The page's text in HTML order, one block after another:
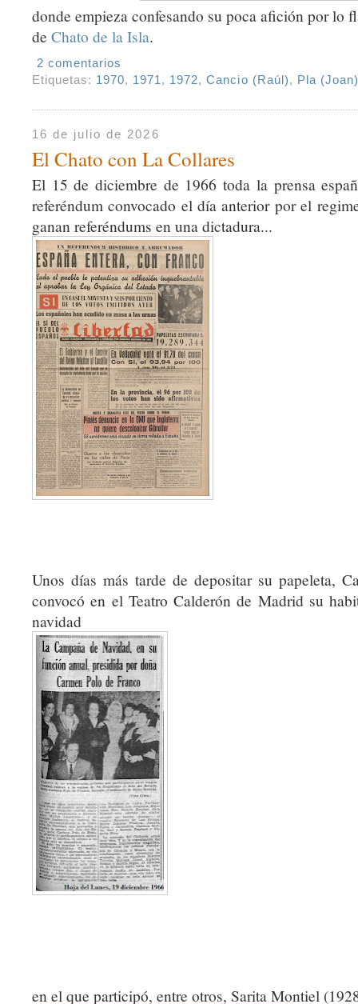
donde empieza confesando su poca afición por lo
de Chato de la Isla.
2 comentarios
Etiquetas: 1970, 1971 , 1972,Cancio (Raúl), Pla (Joan)
16 de julio de 2026
El Chato con La Collares
El 15 de diciembre de 1966 toda la prensa
referéndum convocado el día anterior por el
ganan referéndums en una dictadura...
Unos días más tarde de depositar su papeleta,
convocó en el Teatro Calderón de Madrid su
navidad
en el que participó, entre otros, Sarita Montiel